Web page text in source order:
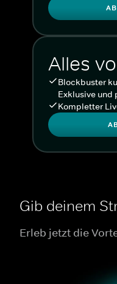
Alles
Blockbuster
Exklusive und
Kompletter
Gib deinem
Erleb jetzt die